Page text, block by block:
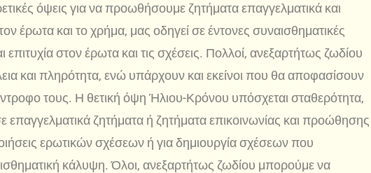
όψεις για να προωθήσουμε ζητήματα επαγγελματικά και
έρωτα και το χρήμα, μας οδηγεί σε έντονες συναισθηματικές
επιτυχία στον έρωτα και τις σχέσεις. Πολλοί, ανεξαρτήτως ζωδίου
και πληρότητα, ενώ υπάρχουν και εκείνοι που θα αποφασίσουν
τους. Η θετική όψη Ήλιου-Κρόνου υπόσχεται σταθερότητα,
επαγγελματικά ζητήματα ή ζητήματα επικοινωνίας και προώθησης
ερωτικών σχέσεων ή για δημιουργία σχέσεων που
κάλυψη. Όλοι, ανεξαρτήτως ζωδίου μπορούμε να